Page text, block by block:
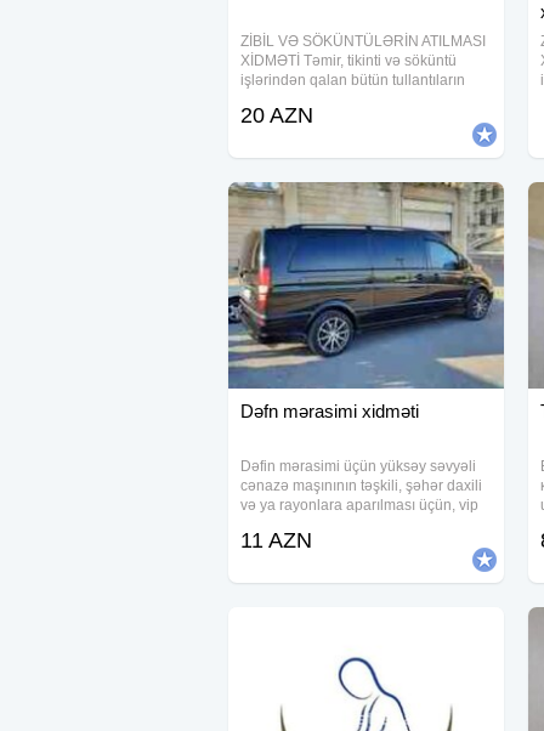
ZİBİL VƏ SÖKÜNTÜLƏRİN ATILMASI
XİDMƏTİ Təmir, tikinti və söküntü
işlərindən qalan bütün tullantıların
həyət evi, obyekt, ofis və tikinti
sahələrindən zibilin operativ şəkildə
20 AZN
Dəfn mərasimi xidməti
Dəfin mərasimi üçün yüksəy səvyəli
cənazə maşınının təşkili, şəhər daxili
və ya rayonlara aparılması üçün, vip
24 saat xidmət gösdəririk, tabut mafə
11 AZN